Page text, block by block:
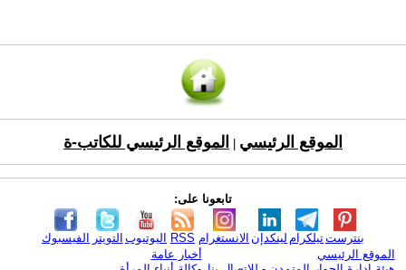
الموقع الرئيسي الموقع الرئيسي للكاتب-ة
تابعونا على:
الفيسبوك التويتر اليوتيوب RSS الانستغرام لينكدإن تيلكرامبنترست
الموقع الرئيسي
أخبار عامة